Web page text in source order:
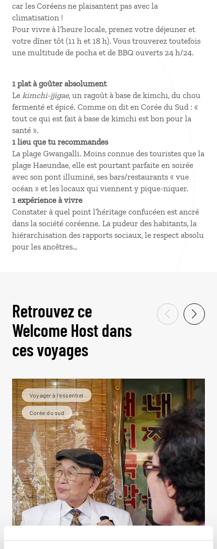
car les Coréens ne plaisantent pas avec la
climatisation !
Pour vivre à l’heure locale, prenez votre déjeuner et
votre dîner tôt (11 h et 18 h). Vous trouverez toutefois
une multitude de pocha et de BBQ ouverts 24 h/24.
1 plat à goûter absolument
Le kimchi-jjigae, un ragoût à base de kimchi, du chou
fermenté et épicé. Comme on dit en Corée du Sud : «
tout ce qui est fait à base de kimchi est bon pour la
santé ».
1 lieu que tu recommandes
La plage Gwangalli. Moins connue des touristes que la
plage Haeundae, elle est pourtant parfaite en soirée
avec son pont illuminé, ses bars/restaurants « vue
océan » et les locaux qui viennent y pique-niquer.
1 expérience à vivre
Constater à quel point l’héritage confucéen est ancré
dans la société coréenne. La pudeur des habitants, la
hiérarchisation des rapports sociaux, le respect absolu
pour les ancêtres…
Retrouvez ce
Welcome Host dans
ces voyages
Voyager à l’essentiel
Corée du sud